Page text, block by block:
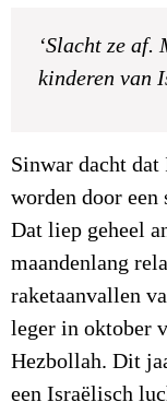
‘Slacht ze af.
kinderen van
Sinwar dacht
worden door
Dat liep geheel
maandenlang
raketaanvallen
leger in oktober
Hezbollah. Dit
een Israëlisch